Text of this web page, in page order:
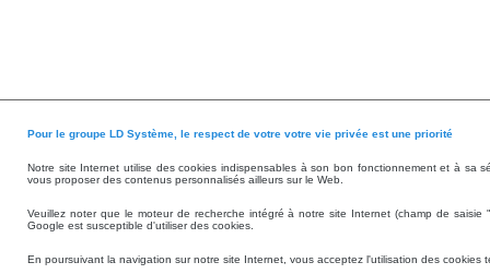
Pour le groupe LD Système, le respect de votre votre vie privée est une priorité
Notre site Internet utilise des cookies indispensables à son bon fonctionnement et à sa
vous proposer des contenus personnalisés ailleurs sur le Web.
Veuillez noter que le moteur de recherche intégré à notre site Internet (champ de
Google est susceptible d'utiliser des cookies.
En poursuivant la navigation sur notre site Internet, vous acceptez l'utilisation des cookies